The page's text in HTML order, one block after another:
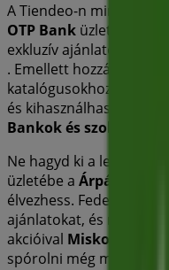
A Tiendeo-n mindig
OTP Bank üzletéről,
exkluzív ajánlatokat és
. Emellett hozzáférhetsz
katalógusokhoz, hogy
és kihasználhasd a
Bankok és
Ne hagyd ki a
üzletébe a Árpád út 2.
élvezhess. Fedezd fel a
ajánlatokat, és maradj
akcióival Miskolc
-ben.
spórolni még ma!